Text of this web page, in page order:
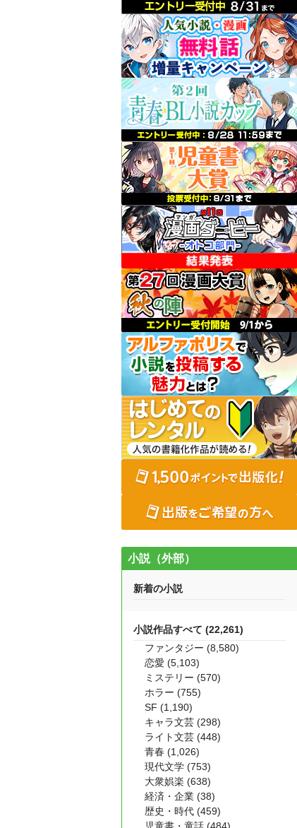
小説（外部）
新着の小説
小説作品すべて (22,261)
ファンタジー (8,580)
恋愛 (5,103)
ミステリー (570)
ホラー (755)
SF (1,190)
キャラ文芸 (298)
ライト文芸 (448)
青春 (1,026)
現代文学 (753)
大衆娯楽 (638)
経済・企業 (38)
歴史・時代 (459)